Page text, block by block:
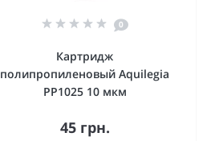
0
Картридж
полипропиленовый Aquilegia
PP1025 10 мкм
45 грн.